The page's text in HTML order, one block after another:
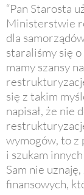
“Pan Starosta
Ministerstwie
dla
staraliśmy się
mamy szansy
się z takim
napisał, że nie
wymogów, to z
i szukam
Sam nie
finansowych,